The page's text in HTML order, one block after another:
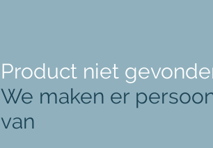
Product niet
We maken er
van